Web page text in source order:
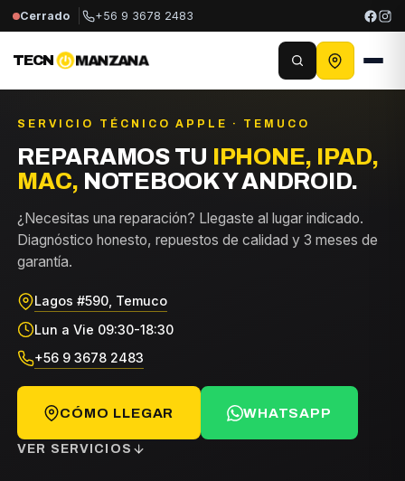
Cerrado +56 9 3678 2483
TECN MANZANA
SERVICIO TÉCNICO APPLE · TEMUCO
REPARAMOS TU
IPHONE, IPAD,
MAC, NOTEBOOK Y ANDROID.
¿Necesitas una reparación? Llegaste al lugar indicado.
Diagnóstico honesto, repuestos de calidad y 3 meses de
garantía.
Lagos #590, Temuco
Lun a Vie 09:30-18:30
+56 9 3678 2483
CÓMO LLEGAR WHATSAPP
VER SERVICIOS